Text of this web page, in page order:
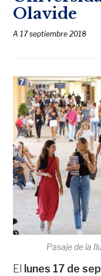
Olavide
A17 septiembre 2018
Pasaje de la
El lunes 17 de